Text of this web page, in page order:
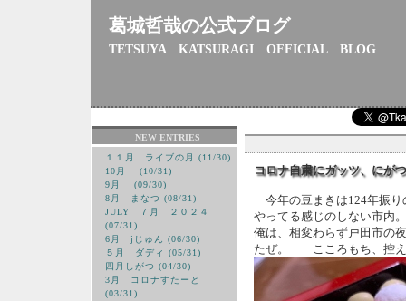
葛城哲哉の公式ブログ
TETSUYA KATSURAGI OFFICIAL BLOG
NEW ENTRIES
１１月 ライブの月 (11/30)
10月 (10/31)
9月 (09/30)
8月 まなつ (08/31)
JULY ７月 ２０２４
(07/31)
6月 jじゅん (06/30)
５月 ダディ (05/31)
四月しがつ (04/30)
3月 コロナすたーと
(03/31)
コロナ自粛にガッツ、にが
今年の豆まきは124年振
やってる感じのしない市
俺は、相変わらず戸田市の
たぜ。 こころもち、控え